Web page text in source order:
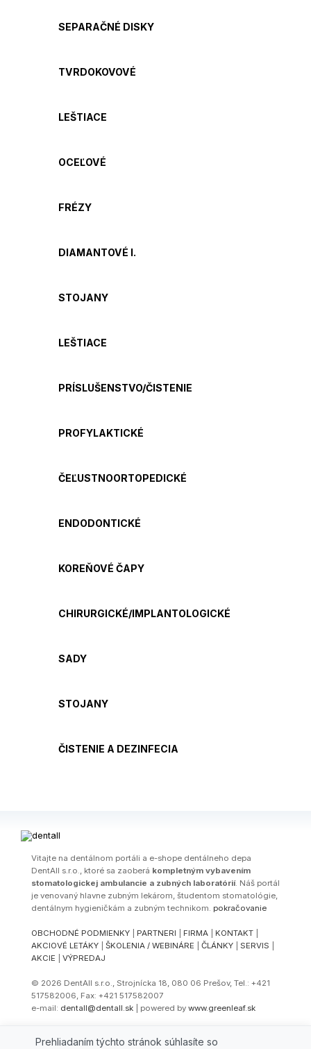
SEPARAČNÉ DISKY
TVRDOKOVOVÉ
LEŠTIACE
OCEĽOVÉ
FRÉZY
DIAMANTOVÉ I.
STOJANY
LEŠTIACE
PRÍSLUŠENSTVO/ČISTENIE
PROFYLAKTICKÉ
ČEĽUSTNOORTOPEDICKÉ
ENDODONTICKÉ
KOREŇOVÉ ČAPY
CHIRURGICKÉ/IMPLANTOLOGICKÉ
SADY
STOJANY
ČISTENIE A DEZINFECIA
Vitajte na dentálnom portáli a e-shope dentálneho depa
DentAll s.r.o., ktoré sa zaoberá kompletným vybavením
stomatologickej ambulancie a zubných laboratórií. Náš portál
je venovaný hlavne zubným lekárom, študentom stomatológie,
dentálnym hygieničkám a zubným technikom. pokračovanie
OBCHODNÉ PODMIENKY PARTNERI FIRMA KONTAKT
AKCIOVÉ LETÁKY
ŠKOLENIA / WEBINÁRE ČLÁNKY SERVIS
AKCIE
VÝPREDAJ
© 2026 DentAll s.r.o., Strojnícka 18, 080 06 Prešov, Tel.: +421
517582006, Fax: +421 517582007
e-mail: dentall@dentall.sk | powered by www.greenleaf.sk
Select Language ▼
Prehliadaním týchto stránok súhlasíte so